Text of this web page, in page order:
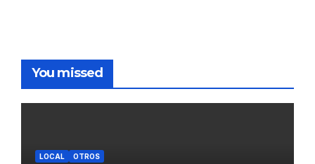
You missed
LOCAL OTROS